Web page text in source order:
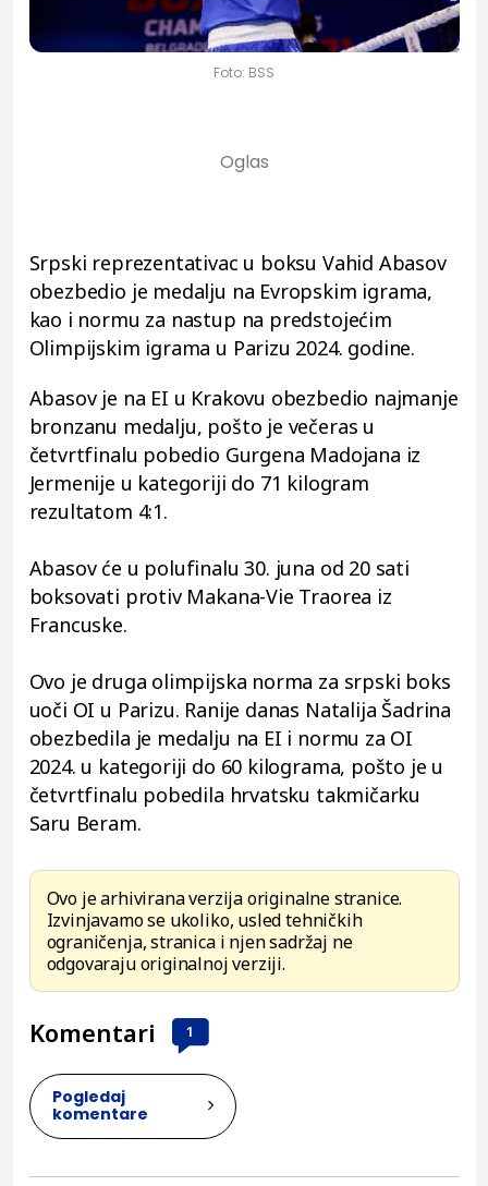
Foto: BSS
Srpski reprezentativac u boksu Vahid Abasov
obezbedio je medalju na Evropskim igrama,
kao i normu za nastup na predstojećim
Olimpijskim igrama u Parizu 2024. godine.
Abasov je na EI u Krakovu obezbedio najmanje
bronzanu medalju, pošto je večeras u
četvrtfinalu pobedio Gurgena Madojana iz
Jermenije u kategoriji do 71 kilogram
rezultatom 4:1.
Abasov će u polufinalu 30. juna od 20 sati
boksovati protiv Makana-Vie Traorea iz
Francuske.
Ovo je druga olimpijska norma za srpski boks
uoči OI u Parizu. Ranije danas Natalija Šadrina
obezbedila je medalju na EI i normu za OI
2024. u kategoriji do 60 kilograma, pošto je u
četvrtfinalu pobedila hrvatsku takmičarku
Saru Beram.
Ovo je arhivirana verzija originalne stranice.
Izvinjavamo se ukoliko, usled tehničkih
ograničenja, stranica i njen sadržaj ne
odgovaraju originalnoj verziji.
Komentari 1
Pogledaj
komentare